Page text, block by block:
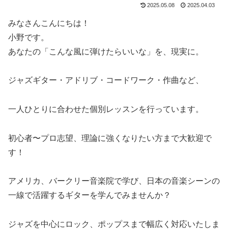
2025.05.08 2025.04.03
みなさんこんにちは！
小野です。
あなたの「こんな風に弾けたらいいな」を、現実に。
ジャズギター・アドリブ・コードワーク・作曲など、
一人ひとりに合わせた個別レッスンを行っています。
初心者〜プロ志望、理論に強くなりたい方まで大歓迎で
す！
アメリカ、バークリー音楽院で学び、日本の音楽シーンの
一線で活躍するギターを学んでみませんか？
ジャズを中心にロック、ポップスまで幅広く対応いたしま